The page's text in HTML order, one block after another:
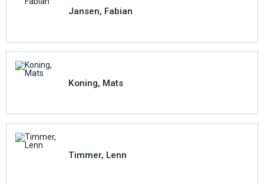
Jansen, Fabian
Koning, Mats
Timmer, Lenn